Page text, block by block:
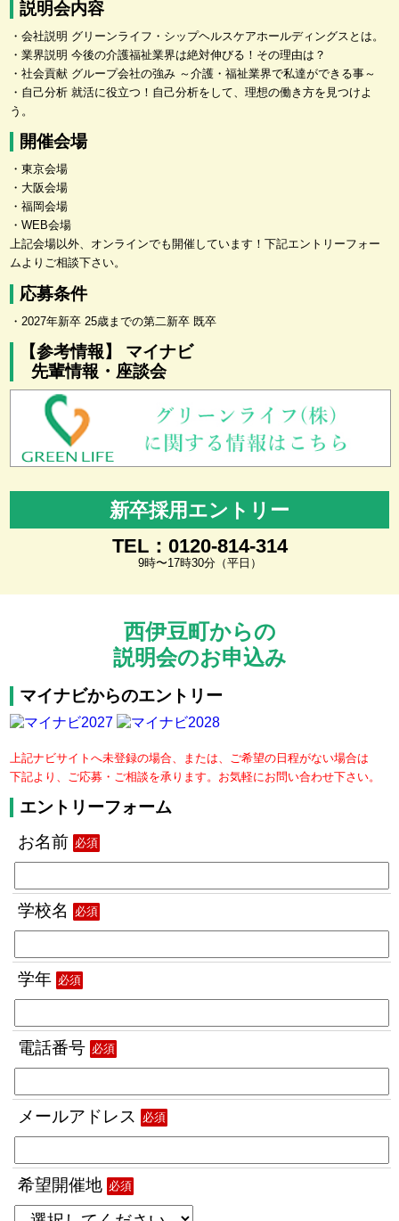
説明会内容
・会社説明 グリーンライフ・シップヘルスケアホールディングスとは。
・業界説明 今後の介護福祉業界は絶対伸びる！その理由は？
・社会貢献 グループ会社の強み ～介護・福祉業界で私達ができる事～
・自己分析 就活に役立つ！自己分析をして、理想の働き方を見つけよ
う。
開催会場
・東京会場
・大阪会場
・福岡会場
・WEB会場
上記会場以外、オンラインでも開催しています！下記エントリーフォー
ムよりご相談下さい。
応募条件
・2027年新卒 25歳までの第二新卒 既卒
【参考情報】 マイナビ
先輩情報・座談会
新卒採用エントリー
TEL：0120-814-314
9時〜17時30分（平日）
西伊豆町からの
説明会のお申込み
マイナビからのエントリー
上記ナビサイトへ未登録の場合、または、ご希望の日程がない場合は
下記より、ご応募・ご相談を承ります。お気軽にお問い合わせ下さい。
エントリーフォーム
お名前 必須
学校名 必須
学年 必須
電話番号 必須
メールアドレス 必須
希望開催地 必須